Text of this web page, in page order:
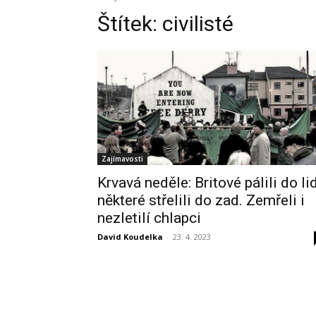
Štítek: civilisté
Zajímavosti
Krvavá neděle: Britové pálili do
některé střelili do zad. Zemřeli i
nezletilí chlapci
David Koudelka - 23. 4. 2023